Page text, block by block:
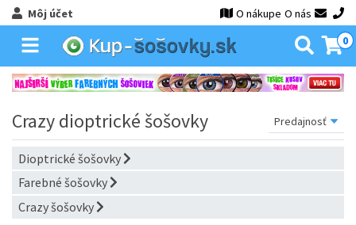
Môj účet O nákupe O nás
0
Crazy dioptrické šošovky
Dioptrické šošovky
Farebné šošovky
Crazy šošovky